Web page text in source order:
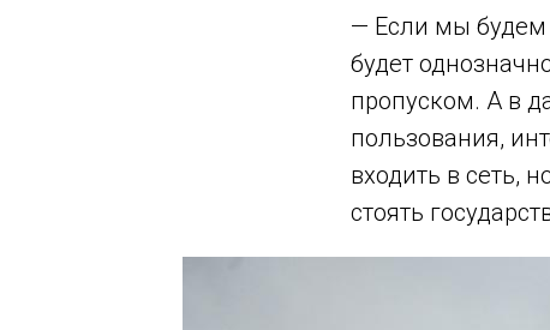
— Если мы будем
будет
пропуском. А в
пользования,
входить в сеть,
стоять